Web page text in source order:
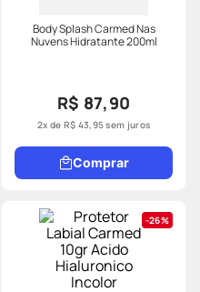
Body Splash Carmed Nas
Nuvens Hidratante 200ml
R$ 87,90
2x de R$ 43,95sem juros
Comprar
26%